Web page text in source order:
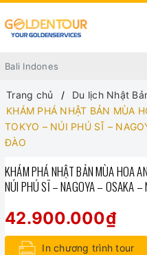
Trang chủ
Du lịch Nhật
KHÁM PHÁ NHẬT BẢN MÙA
TOKYO – NÚI PHÚ SĨ –
ĐÀO
KHÁM PHÁ NHẬT BẢN MÙA HOA
NÚI PHÚ SĨ – NAGOYA – OSAKA –
42.900.000₫
In chương trình tour